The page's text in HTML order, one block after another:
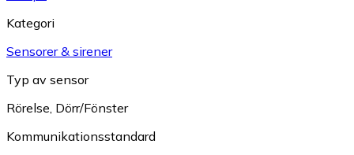
Kategori
Sensorer & sirener
Typ av sensor
Rörelse Dörr/Fönster
Kommunikationsstandard